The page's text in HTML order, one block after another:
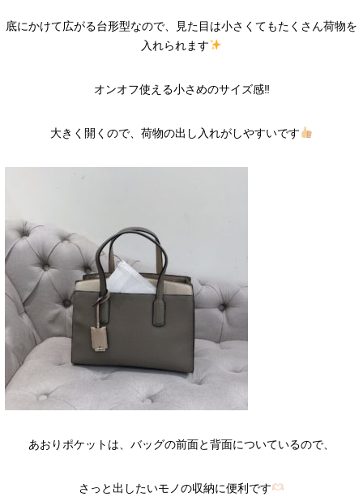
底にかけて広がる台形型なので、見た目は小さくてもたくさん荷物を
入れられます
オンオフ使える小さめのサイズ感‼︎
大きく開くので、荷物の出し入れがしやすいです
あおりポケットは、バッグの前面と背面についているので、
さっと出したいモノの収納に便利です